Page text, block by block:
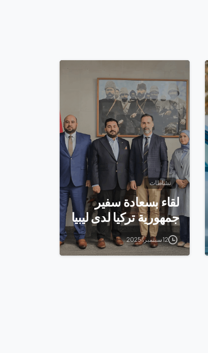
نشاطات
لقاء بسعادة سفير
جمهورية تركيا لدى ليبيا
12 سبتمبر، 2025